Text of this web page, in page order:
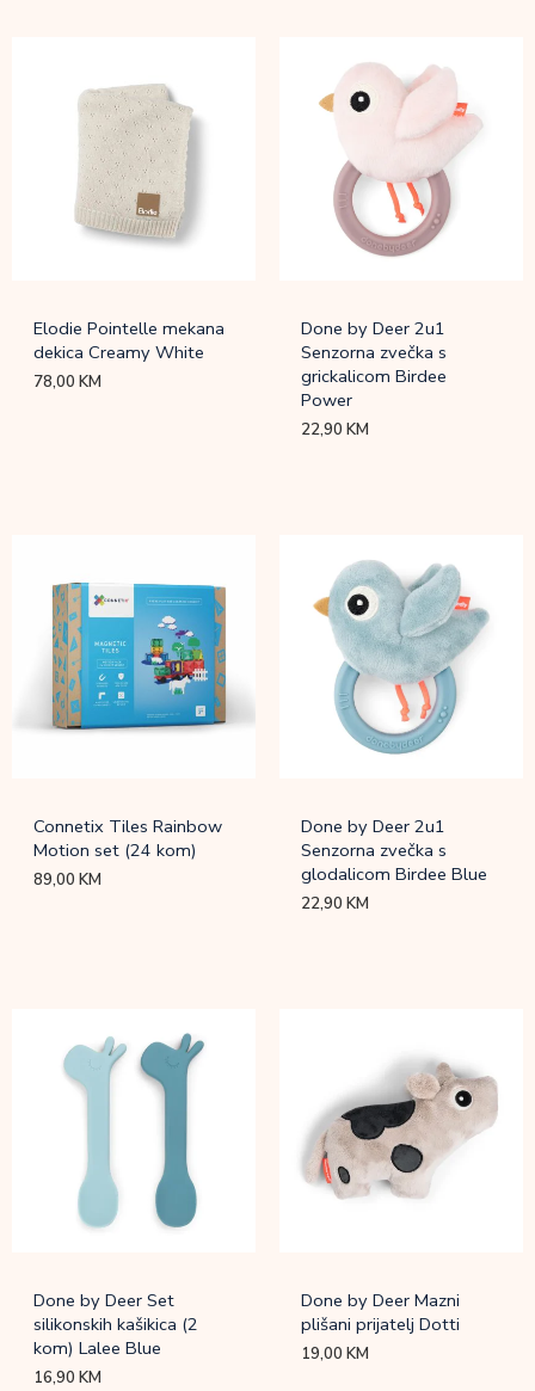
Elodie Pointelle mekana
dekica Creamy White
78,00KM
Done by Deer 2u1
Senzorna zvečka s
grickalicom Birdee
Power
22,90KM
Connetix Tiles Rainbow
Motion set (24 kom)
89,00KM
Done by Deer 2u1
Senzorna zvečka s
glodalicom Birdee Blue
22,90KM
Done by Deer Set
silikonskih kašikica (2
kom) Lalee Blue
16,90KM
Done by Deer Mazni
plišani prijatelj Dotti
19,00KM